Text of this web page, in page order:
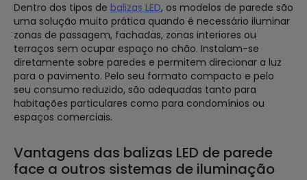
Dentro dos tipos de balizas LED, os modelos de parede são
uma solução muito prática quando é necessário iluminar
zonas de passagem, fachadas, zonas interiores ou
terraços sem ocupar espaço no chão. Instalam-se
diretamente sobre paredes e permitem direcionar a luz
para o pavimento. Pelo seu formato compacto e pelo
seu consumo reduzido, são adequadas tanto para
habitações particulares como para condomínios ou
espaços comerciais.
Vantagens das balizas LED de parede
face a outros sistemas de iluminação